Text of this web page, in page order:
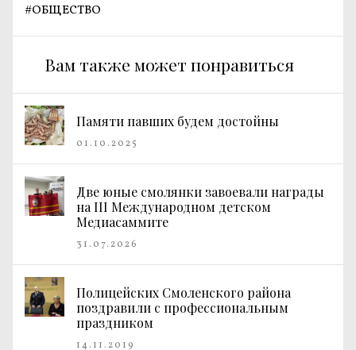
#ОБЩЕСТВО
Вам также может понравиться
Памяти павших будем достойны
01.10.2025
Две юные смолянки завоевали награды
на III Международном детском
Медиасаммите
31.07.2026
Полицейских Смоленского района
поздравили с профессиональным
праздником
14.11.2019